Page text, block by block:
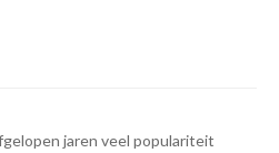
jaren veel populariteit